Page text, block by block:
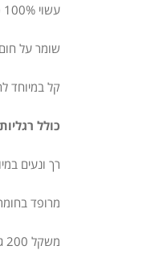
עשוי 100%
שומר על
קל במיוחד
כולל
רך ונעים
מרופד
משקל 200 גרם